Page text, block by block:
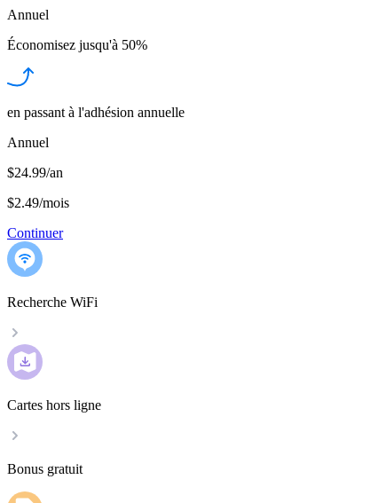
Annuel
Économisez jusqu'à 50%
en passant à l'adhésion annuelle
Annuel
$24.99/an
$2.49/mois
Continuer
Recherche WiFi
Cartes hors ligne
Bonus gratuit